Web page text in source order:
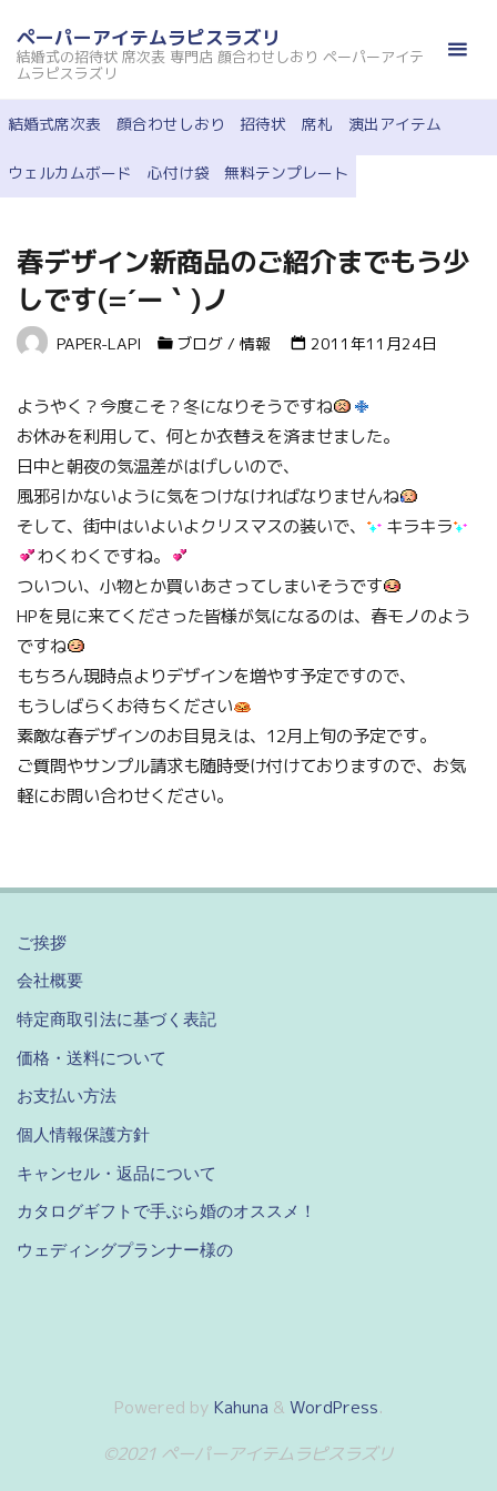
ン
ツ
へ
ス
ペーパーアイテムラピスラズリ
結婚式の招待状 席次表 専門店 顔合わせしおり ペーパーアイテ
ムラピスラズリ
結婚式席次表 顔合わせしおり 招待状 席札 演出アイテム
ウェルカムボード 心付け袋 無料テンプレート
春デザイン新商品のご紹介までもう少
しです(=´ー｀)ノ
PAPER-LAPI ブログ / 情報 2011年11月24日
ようやく？今度こそ？冬になりそうですね
お休みを利用して、何とか衣替えを済ませました。
日中と朝夜の気温差がはげしいので、
風邪引かないように気をつけなければなりませんね
そして、街中はいよいよクリスマスの装いで、
キラキラ
わくわくですね。
ついつい、小物とか買いあさってしまいそうです
HPを見に来てくださった皆様が気になるのは、春モノのよう
ですね
もちろん現時点よりデザインを増やす予定ですので、
もうしばらくお待ちください
素敵な春デザインのお目見えは、12月上旬の予定です。
ご質問やサンプル請求も随時受け付けておりますので、お気
軽にお問い合わせください。
ご挨拶
会社概要
特定商取引法に基づく表記
価格・送料について
お支払い方法
個人情報保護方針
キャンセル・返品について
カタログギフトで手ぶら婚のオススメ！
ウェディングプランナー様の
Powered by Kahuna & WordPress.
©2021 ペーパーアイテムラピスラズリ